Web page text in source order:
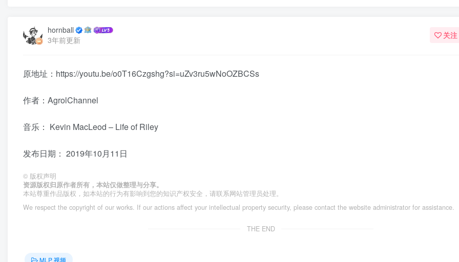
hornball
3年前更新
关注
原地址：https://youtu.be/o0T16Czgshg?si=uZv3ru5wNoOZBCSs
作者：AgrolChannel
音乐： Kevin MacLeod – Life of Riley
发布日期： 2019年10月11日
© 版权声明
资源版权归原作者所有，本站仅做整理与分享。
本站尊重作品版权，如本站的行为有影响到您的知识产权安全，请联系网站管理员处理。
We respect the copyright of our works. If our actions affect your intellectual property security, please contact the website administrator for assistance.
THE END
MLP 视频